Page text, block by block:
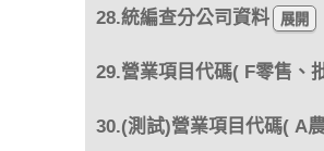
28.統編查分公司資料
29.營業項目代碼( F零售、
30.(測試)營業項目代碼( A